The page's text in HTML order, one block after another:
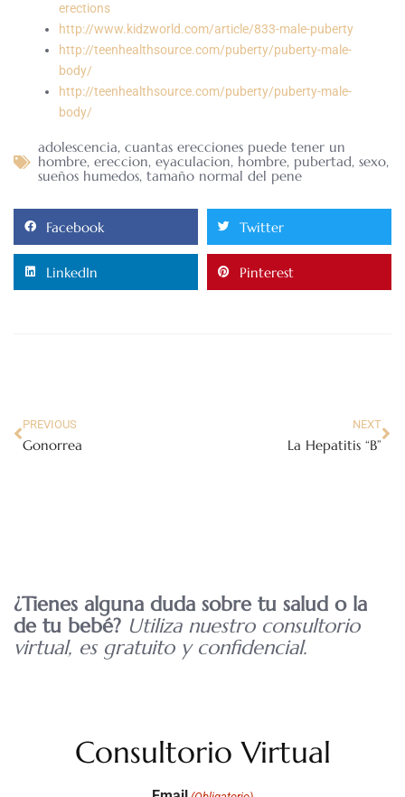
erections
http://www.kidzworld.com/article/833-male-puberty
http://teenhealthsource.com/puberty/puberty-male-
body/
http://teenhealthsource.com/puberty/puberty-male-
body/
adolescencia, cuantas erecciones puede tener un
hombre, ereccion, eyaculacion, hombre, pubertad, sexo,
sueños humedos, tamaño normal del pene
Facebook Twitter
LinkedIn Pinterest
PREVIOUS
Gonorrea
NEXT
La Hepatitis “B”
¿Tienes alguna duda sobre tu salud o la
de tu bebé? Utiliza nuestro consultorio
virtual, es gratuito y confidencial.
Consultorio Virtual